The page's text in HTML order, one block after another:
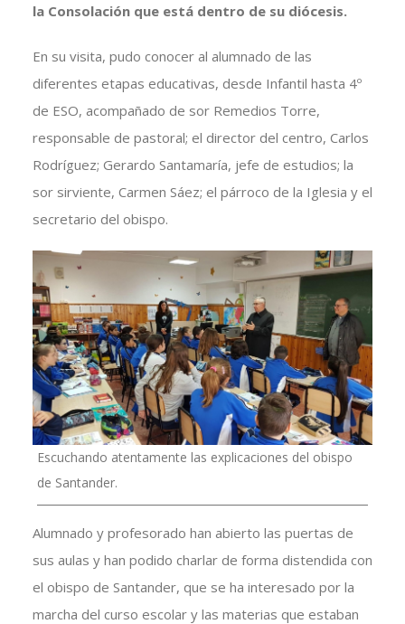
la Consolación que está dentro de su diócesis.
En su visita, pudo conocer al alumnado de las
diferentes etapas educativas, desde Infantil hasta 4º
de ESO, acompañado de sor Remedios Torre,
responsable de pastoral; el director del centro, Carlos
Rodríguez; Gerardo Santamaría, jefe de estudios; la
sor sirviente, Carmen Sáez; el párroco de la Iglesia y el
secretario del obispo.
Escuchando atentamente las explicaciones del obispo
de Santander.
Alumnado y profesorado han abierto las puertas de
sus aulas y han podido charlar de forma distendida con
el obispo de Santander, que se ha interesado por la
marcha del curso escolar y las materias que estaban